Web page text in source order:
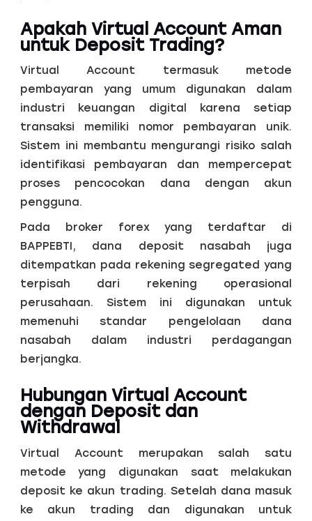
Apakah Virtual Account Aman
untuk Deposit Trading?
Virtual Account termasuk metode
pembayaran yang umum digunakan dalam
industri keuangan digital karena setiap
transaksi memiliki nomor pembayaran unik.
Sistem ini membantu mengurangi risiko salah
identifikasi pembayaran dan mempercepat
proses pencocokan dana dengan akun
pengguna.
Pada broker forex yang terdaftar di
BAPPEBTI, dana deposit nasabah juga
ditempatkan pada rekening segregated yang
terpisah dari rekening operasional
perusahaan. Sistem ini digunakan untuk
memenuhi standar pengelolaan dana
nasabah dalam industri perdagangan
berjangka.
Hubungan Virtual Account
dengan Deposit dan
Withdrawal
Virtual Account merupakan salah satu
metode yang digunakan saat melakukan
deposit ke akun trading. Setelah dana masuk
ke akun trading dan digunakan untuk